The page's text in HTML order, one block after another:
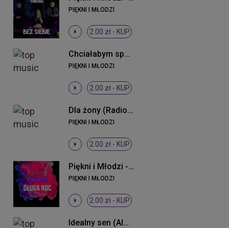
PIĘKNI I MŁODZI
2.00 zł - KUP
Chciałabym spać z Tobą
PIĘKNI I MŁODZI
2.00 zł - KUP
Dla żony (Radio Edit)
PIĘKNI I MŁODZI
2.00 zł - KUP
Piękni i Młodzi - Długa noc ((Original Mix))
PIĘKNI I MŁODZI
2.00 zł - KUP
Idealny sen (Almomban) (Radio Edit)